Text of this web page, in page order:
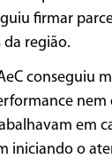
firmar
região.
conseguiu
nem
em
iniciando o